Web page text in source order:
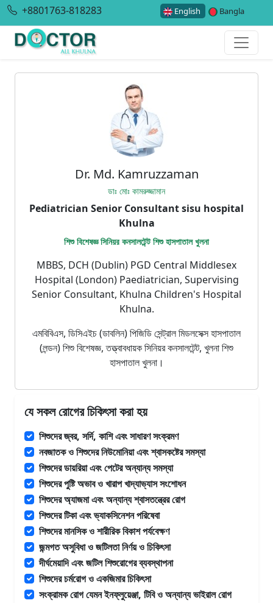
+8801763-818283 English Bangla
Dr. Md. Kamruzzaman
ডাঃ মোঃ কামরুজ্জামান
Pediatrician Senior Consultant sisu hospital
Khulna
শিশু বিশেষজ্ঞ সিনিয়র কনসালটেন্ট শিশু হাসপাতাল খুলনা
MBBS, DCH (Dublin) PGD Central Middlesex
Hospital (London) Paediatrician, Supervising
Senior Consultant, Khulna Children's Hospital
Khulna.
এমবিবিএস, ডিসিএইচ (ডাবলিন) পিজিডি সেন্ট্রাল মিডলসেক্স হাসপাতাল
(লন্ডন) শিশু বিশেষজ্ঞ, তত্ত্বাবধায়ক সিনিয়র কনসালটেন্ট, খুলনা শিশু
হাসপাতাল খুলনা।
যে সকল রোগের চিকিৎসা করা হয়
শিশুদের জ্বর, সর্দি, কাশি এবং সাধারণ সংক্রমণ
নবজাতক ও শিশুদের নিউমোনিয়া এবং শ্বাসকষ্টের সমস্যা
শিশুদের ডায়রিয়া এবং পেটের অন্যান্য সমস্যা
শিশুদের পুষ্টি অভাব ও খারাপ খাদ্যাভ্যাস সংশোধন
শিশুদের অ্যাজমা এবং অন্যান্য শ্বাসতন্ত্রের রোগ
শিশুদের টিকা এবং ভ্যাকসিনেশন পরিষেবা
শিশুদের মানসিক ও শারীরিক বিকাশ পর্যবেক্ষণ
জন্মগত অসুবিধা ও জটিলতা নির্ণয় ও চিকিৎসা
দীর্ঘমেয়াদি এবং জটিল শিশুরোগের ব্যবস্থাপনা
শিশুদের চর্মরোগ ও একজিমার চিকিৎসা
সংক্রামক রোগ যেমন ইনফ্লুয়েঞ্জা, টিবি ও অন্যান্য ভাইরাল রোগ